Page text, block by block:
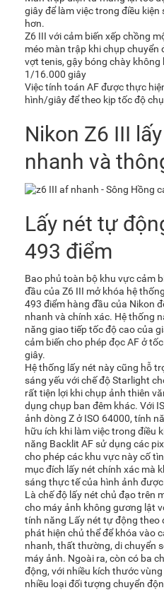
giây để làm việc trong điều
hơn.
Z6 III với cảm biến xếp chồng
méo màn trập khi chụp chuyển
vợt tenis, gậy bóng chày
1/16.000 giây
Việc tính toán AF được thực
hình/giây để theo kịp tốc độ
Nikon Z6 III
nhanh và
Lấy nét tự
493 điểm
Bao phủ toàn bộ khu vực cảm
đầu của Z6 III mở khóa hệ
493 điểm hàng đầu của Nikon
nhanh và chính xác. Hệ thống
năng giao tiếp tốc độ cao của
cảm biến cho phép đọc AF ở
giây.
Hệ thống lấy nét này cũng hỗ
sáng yếu với chế độ Starlight
rất tiện lợi khi chụp ảnh thiên
dụng chụp ban đêm khác. Với
ảnh dòng Z ở ISO 64000, tính
hữu ích khi làm việc trong điều
năng Backlit AF sử dụng các
cho phép các khu vực này cố
mục đích lấy nét chính xác mà
sáng thực tế của hình ảnh
Là chế độ lấy nét chủ đạo trên
cho máy ảnh không gương lật
tính năng Lấy nét tự động theo
phát hiện chủ thể để khóa vào
nhanh, thất thường, di chuyển
máy ảnh. Ngoài ra, còn có ba
động, với nhiều kích thước
nhiều loại đối tượng chuyển